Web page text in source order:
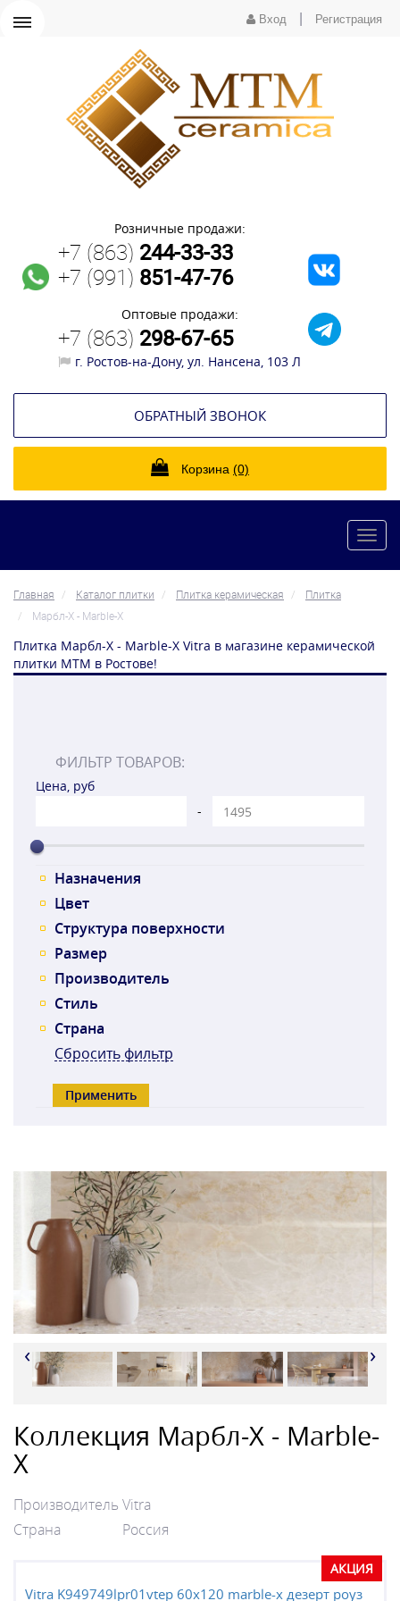
Вход Регистрация
Розничные продажи:
+7 (863) 244-33-33
+7 (991) 851-47-76
Оптовые продажи:
+7 (863) 298-67-65
г. Ростов-на-Дону, ул. Нансена, 103 Л
ОБРАТНЫЙ ЗВОНОК
Корзина (0)
Главная Каталог плитки Плитка керамическая
Плитка
Марбл-Х - Marble-X
Плитка Марбл-Х - Marble-X Vitra в магазине керамической
плитки МТМ в Ростове!
ФИЛЬТР ТОВАРОВ:
Цена, руб
-
Назначения
Цвет
Структура поверхности
Размер
Производитель
Стиль
Страна
Сбросить фильтр
‹ ›
Коллекция Марбл-Х - Marble-
X
Производитель Vitra
Страна
Россия
АКЦИЯ
Vitra K949749lpr01vtep 60х120 marble-x дезерт роуз